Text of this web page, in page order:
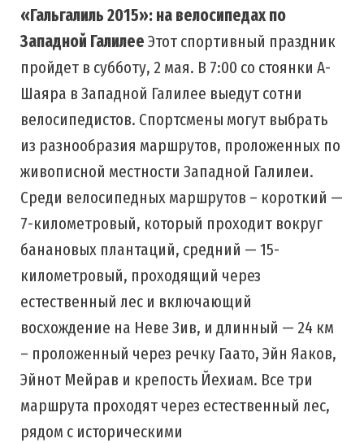
«Гальгалиль 2015»: на велосипедах по
Западной ГалилееЭтот спортивный праздник
пройдет в субботу, 2 мая. В 7:00 со стоянки А-
Шаяра в Западной Галилее выедут сотни
велосипедистов. Спортсмены могут выбрать
из разнообразия маршрутов, проложенных по
живописной местности Западной Галилеи.
Среди велосипедных маршрутов – короткий —
7-километровый, который проходит вокруг
банановых плантаций, средний — 15-
километровый, проходящий через
естественный лес и включающий
восхождение на Неве Зив, и длинный — 24 км
– проложенный через речку Гаато, Эйн Яаков,
Эйнот Мейрав и крепость Йехиам. Все три
маршрута проходят через естественный лес,
рядом с историческими